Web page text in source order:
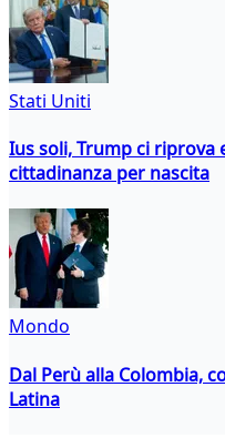
Stati Uniti
Ius soli, Trump ci riprova
cittadinanza per nascita
Mondo
Dal Perù alla Colombia,
Latina